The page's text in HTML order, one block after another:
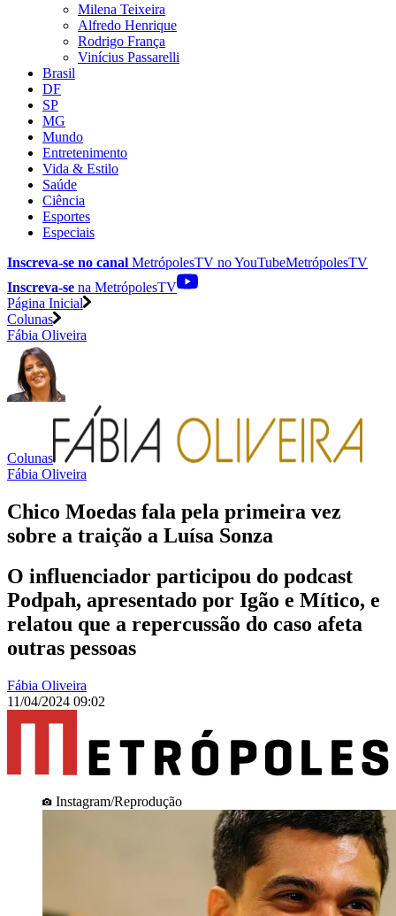
Milena Teixeira
Alfredo Henrique
Rodrigo França
Vinícius Passarelli
Brasil
DF
SP
MG
Mundo
Entretenimento
Vida & Estilo
Saúde
Ciência
Esportes
Especiais
Inscreva-se no canal MetrópolesTV noYouTubeMetrópolesTV
Inscreva-se na MetrópolesTV
Página Inicial
Colunas
Fábia Oliveira
Colunas
Fábia Oliveira
Chico Moedas fala pela primeira vez
sobre a traição a Luísa Sonza
O influenciador participou do podcast
Podpah, apresentado por Igão e Mítico, e
relatou que a repercussão do caso afeta
outras pessoas
Fábia Oliveira
11/04/2024 09:02
Instagram/Reprodução